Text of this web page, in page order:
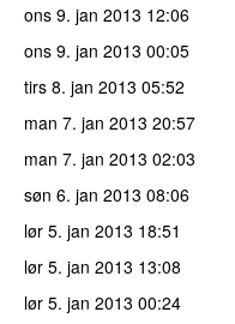
ons 9. jan 2013 12:06
ons 9. jan 2013 00:05
tirs 8. jan 2013 05:52
man 7. jan 2013 20:57
man 7. jan 2013 02:03
søn 6. jan 2013 08:06
lør 5. jan 2013 18:51
lør 5. jan 2013 13:08
lør 5. jan 2013 00:24